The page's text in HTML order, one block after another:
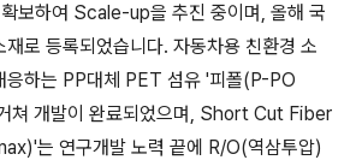
보하여 Scale-up을 추진 중이며, 올해 국
재로 등록되었습니다. 자동차용 친환경 소
응하는 PP대체 PET 섬유 '피폴(P-PO
쳐 개발이 완료되었으며, Short Cut Fiber
는 연구개발 노력 끝에 R/O(역삼투압)